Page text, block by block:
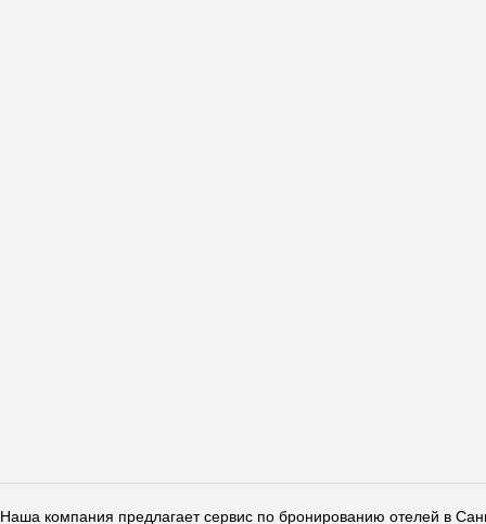
Наша компания предлагает сервис по бронированию отелей в